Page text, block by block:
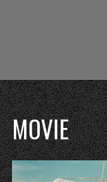
MOVIE